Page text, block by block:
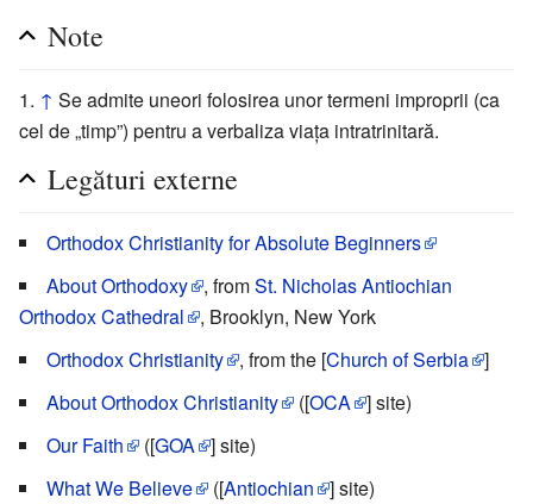
Note
↑ Se admite uneori folosirea unor termeni improprii (ca
cel de „timp”) pentru a verbaliza viața intratrinitară.
Legături externe
Orthodox Christianity for Absolute Beginners
About Orthodoxy
, fromSt. Nicholas Antiochian
Orthodox Cathedral
, Brooklyn, New York
Orthodox Christianity
, from the [Church of Serbia ]
About Orthodox Christianity
([OCA ] site)
Our Faith
([GOA ] site)
What We Believe
([Antiochian
] site)